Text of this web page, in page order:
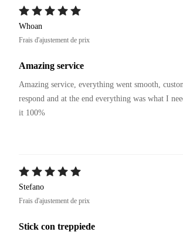
Whoan
Frais d'ajustement de prix
Amazing service
Amazing service, everything went smooth,
respond and at the end everything was what I
it 100%
Stefano
Frais d'ajustement de prix
Stick con treppiede